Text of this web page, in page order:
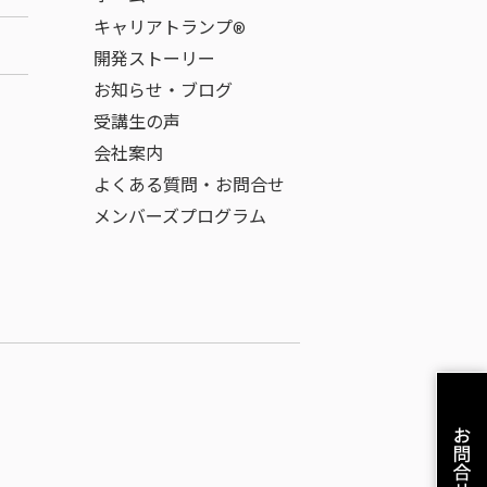
キャリアトランプ®
開発ストーリー
お知らせ・ブログ
受講生の声
会社案内
よくある質問・お問合せ
メンバーズプログラム